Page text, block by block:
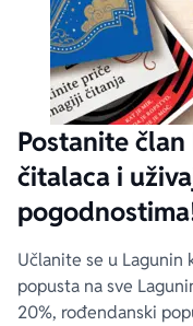
Postanite
čitalaca i
Učlanite se u Lagunin
popusta na sve
20%, rođendanski